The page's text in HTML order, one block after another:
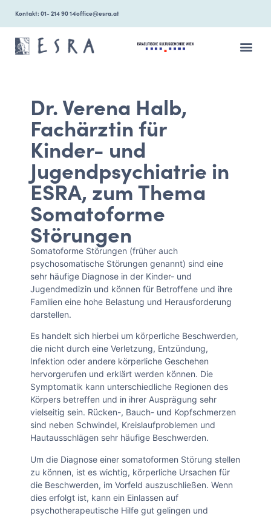
Kontakt: 01- 214 90 14office@esra.at
Dr. Verena Halb,
Fachärztin für
Kinder- und
Jugendpsychiatrie in
ESRA, zum Thema
Somatoforme
Störungen
Somatoforme Störungen (früher auch
psychosomatische Störungen genannt) sind eine
sehr häufige Diagnose in der Kinder- und
Jugendmedizin und können für Betroffene und ihre
Familien eine hohe Belastung und Herausforderung
darstellen.
Es handelt sich hierbei um körperliche Beschwerden,
die nicht durch eine Verletzung, Entzündung,
Infektion oder andere körperliche Geschehen
hervorgerufen und erklärt werden können. Die
Symptomatik kann unterschiedliche Regionen des
Körpers betreffen und in ihrer Ausprägung sehr
vielseitig sein. Rücken-, Bauch- und Kopfschmerzen
sind neben Schwindel, Kreislaufproblemen und
Hautausschlägen sehr häufige Beschwerden.
Um die Diagnose einer somatoformen Störung stellen
zu können, ist es wichtig, körperliche Ursachen für
die Beschwerden, im Vorfeld auszuschließen. Wenn
dies erfolgt ist, kann ein Einlassen auf
psychotherapeutische Hilfe gut gelingen und